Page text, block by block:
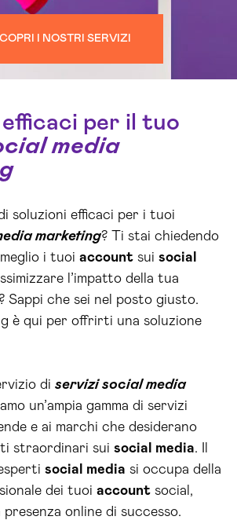
I NOSTRI SERVIZI
per il tuo
media
soluzioni efficaci per i tuoi
marketing? Ti stai chiedendo
i tuoi account sui social
l’impatto della tua
Sappi che sei nel posto giusto.
è qui per offrirti una soluzione
di servizi social media
un’ampia gamma di servizi
e ai marchi che desiderano
straordinari sui social media. Il
social media si occupa della
dei tuoi account social,
online di successo.